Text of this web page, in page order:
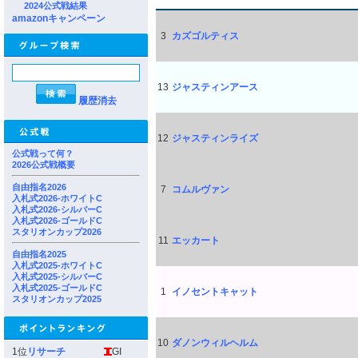
2024公式戦結果
amazonキャンペーン
履歴消去
公式戦って何？
2026公式戦概要
自由指名2026
入札式2026-ホワイトC
入札式2026-シルバーC
入札式2026-ゴールドC
スタリオンカップ2026
自由指名2025
入札式2025-ホワイトC
入札式2025-シルバーC
入札式2025-ゴールドC
スタリオンカップ2025
1位 リサーチ
GI
3 カズゴルティス
13 ジャスティンアース
12 ジャスティンライズ
7 コムルヴァン
11 エッカート
1 イノセントキャット
10 ダノンウィルヘルム